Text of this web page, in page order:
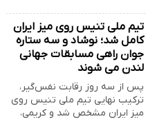
تیم ملی تنیس روی میز ایران
کامل شد؛ نوشاد و سه ستاره
جوان راهی مسابقات جهانی
لندن می شوند
پس از سه روز رقابت نفس‌گیر،
ترکیب نهایی تیم ملی تنیس روی
میز ایران مشخص شد و کریمی،